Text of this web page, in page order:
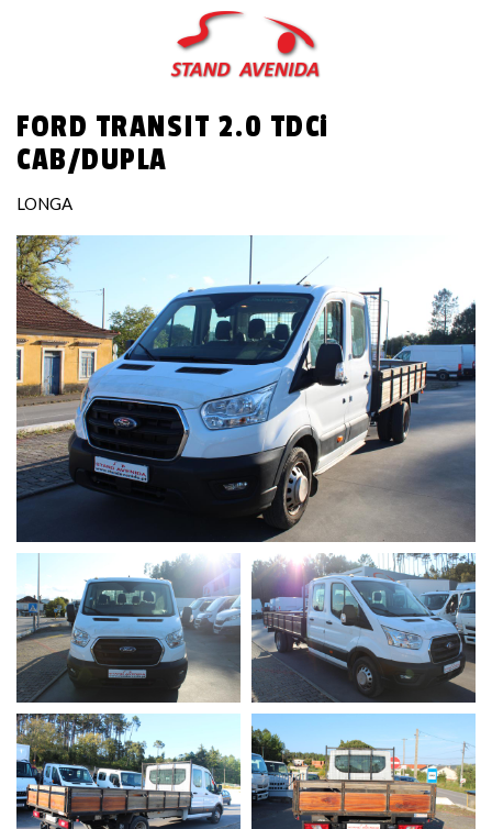
Passar
para
o
principal
FORD TRANSIT 2.0 TDCi
CAB/DUPLA
LONGA